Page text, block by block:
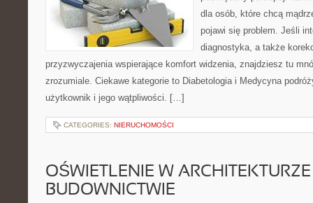
dla osób, które chcą
pojawi się problem. Jeśli
diagnostyka, a także
przyzwyczajenia wspierające komfort widzenia, znajdziesz tu
zrozumiale. Ciekawe kategorie to Diabetologia i Medycyna
użytkownik i jego wątpliwości. […]
CATEGORIES: NIERUCHOMOŚCI
OŚWIETLENIE W
BUDOWNICTWIE